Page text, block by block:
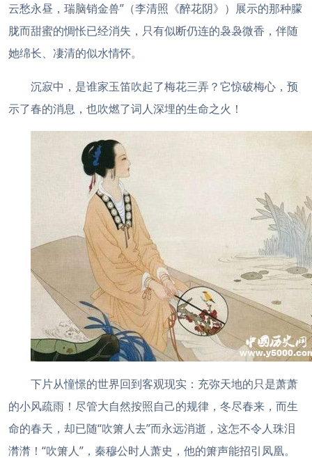
云愁永昼，瑞脑销金兽”（李清照《醉花阴》）展示的那种朦
胧而甜蜜的惆怅已经消失，只有似断仍连的袅袅微香，伴随
她绵长、凄清的似水情怀。
沉寂中，是谁家玉笛吹起了梅花三弄？它惊破梅心，预
示了春的消息，也吹燃了词人深埋的生命之火！
下片从憧憬的世界回到客观现实：充弥天地的只是萧萧
的小风疏雨！尽管大自然按照自己的规律，冬尽春来，而生
命的春天，却已随“吹箫人去”而永远消逝，这怎不令人珠泪
潸潸！“吹箫人”，秦穆公时人萧史，他的箫声能招引凤凰。